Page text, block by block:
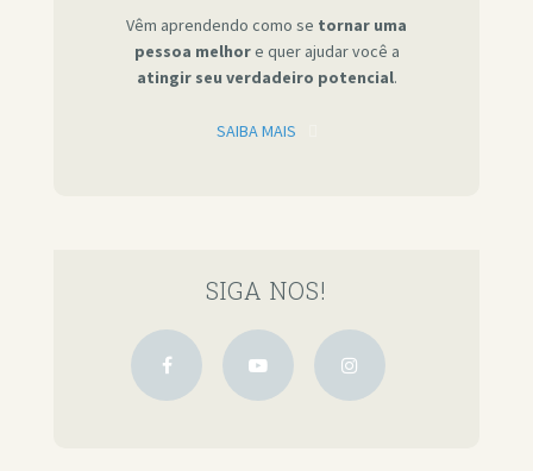
Vêm aprendendo como se tornar uma
pessoa melhore quer ajudar você a
atingir seu verdadeiro potencial.
SAIBA MAIS
SIGA NOS!